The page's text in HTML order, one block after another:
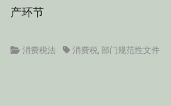
产环节
Categories
消费税法 Tags消费税, 部门规范性文件